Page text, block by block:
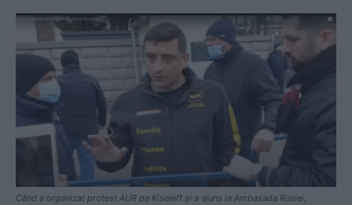
Când a organizat protest AUR pe Kiseleff și a ajuns la Ambasada Rusiei,